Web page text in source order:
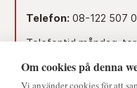
Telefon: 08-122 507
Telefontid måndag-
Dag före röd dag
Om cookies på denna
Vi använder cookies för att